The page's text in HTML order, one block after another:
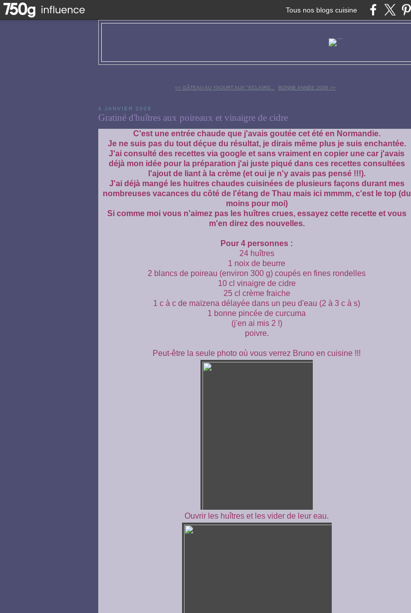
Tous nos blogs cuisine
<< GÂTEAU AU YAOURT AUX "ECLAIRS... BONNE ANNÉE 2009 >>
4 JANVIER 2009
Gratiné d'huîtres aux poireaux et vinaigre de cidre
C'est une entrée chaude que j'avais goutée cet été en Normandie.
Je ne suis pas du tout déçue du résultat, je dirais même plus je suis enchantée.
J'ai consulté des recettes via google et sans vraiment en copier une car j'avais
déjà mon idée pour la préparation j'ai juste piqué dans ces recettes consultées
l'ajout de liant à la crème (et oui je n'y avais pas pensé !!!).
J'ai déjà mangé les huitres chaudes cuisinées de plusieurs façons durant mes
nombreuses vacances du côté de l'étang de Thau mais ici mmmm, c'est le top (du
moins pour moi)
Si comme moi vous n'aimez pas les huîtres crues, essayez cette recette et vous
m'en direz des nouvelles.
Pour 4 personnes :
24 huîtres
1 noix de beurre
2 blancs de poireau (environ 300 g) coupés en fines rondelles
10 cl vinaigre de cidre
25 cl crème fraiche
1 c à c de maïzena délayée dans un peu d'eau (2 à 3 c à s)
1 bonne pincée de curcuma
(j'en ai mis 2 !)
poivre.
Peut-être la seule photo où vous verrez Bruno en cuisine !!!
Ouvrir les huîtres et les vider de leur eau.